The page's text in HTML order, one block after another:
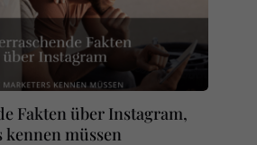
Fakten über Instagram,
müssen